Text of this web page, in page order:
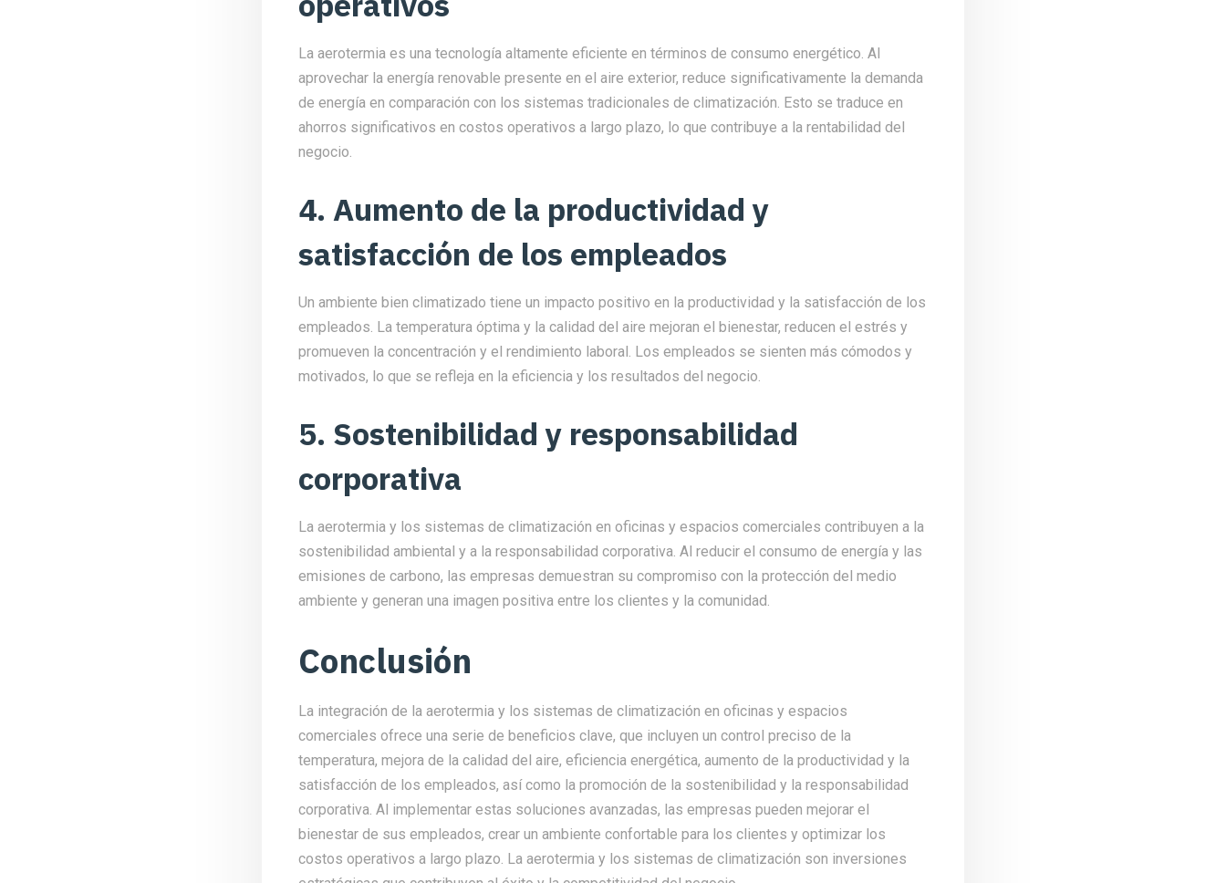
La aerotermia es una tecnología altamente eficiente en términos de consumo energético. Al
aprovechar la energía renovable presente en el aire exterior, reduce significativamente la demanda
de energía en comparación con los sistemas tradicionales de climatización. Esto se traduce en
ahorros significativos en costos operativos a largo plazo, lo que contribuye a la rentabilidad del
negocio.
4. Aumento de la productividad y
satisfacción de los empleados
Un ambiente bien climatizado tiene un impacto positivo en la productividad y la satisfacción de los
empleados. La temperatura óptima y la calidad del aire mejoran el bienestar, reducen el estrés y
promueven la concentración y el rendimiento laboral. Los empleados se sienten más cómodos y
motivados, lo que se refleja en la eficiencia y los resultados del negocio.
5. Sostenibilidad y responsabilidad
corporativa
La aerotermia y los sistemas de climatización en oficinas y espacios comerciales contribuyen a la
sostenibilidad ambiental y a la responsabilidad corporativa. Al reducir el consumo de energía y las
emisiones de carbono, las empresas demuestran su compromiso con la protección del medio
ambiente y generan una imagen positiva entre los clientes y la comunidad.
Conclusión
La integración de la aerotermia y los sistemas de climatización en oficinas y espacios
comerciales ofrece una serie de beneficios clave, que incluyen un control preciso de la
temperatura, mejora de la calidad del aire, eficiencia energética, aumento de la productividad y la
satisfacción de los empleados, así como la promoción de la sostenibilidad y la responsabilidad
corporativa. Al implementar estas soluciones avanzadas, las empresas pueden mejorar el
bienestar de sus empleados, crear un ambiente confortable para los clientes y optimizar los
costos operativos a largo plazo. La aerotermia y los sistemas de climatización son inversiones